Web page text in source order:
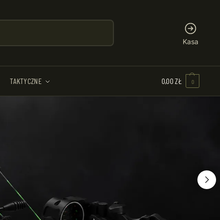
Kasa
TAKTYCZNE 0,00ZŁ 0